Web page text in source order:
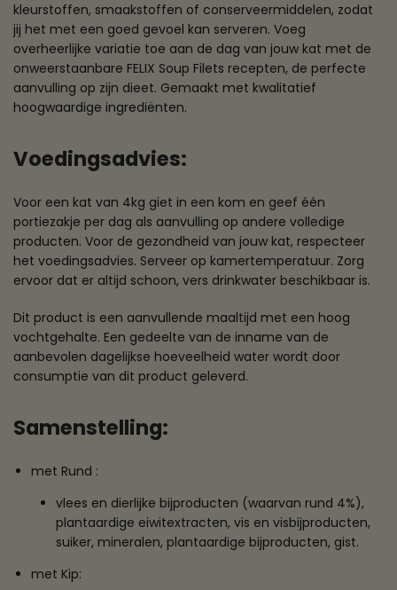
kleurstoffen, smaakstoffen of conserveermiddelen, zodat
jij het met een goed gevoel kan serveren. Voeg
overheerlijke variatie toe aan de dag van jouw kat met de
onweerstaanbare FELIX Soup Filets recepten, de perfecte
aanvulling op zijn dieet. Gemaakt met kwalitatief
hoogwaardige ingrediënten.
Voedingsadvies:
Voor een kat van 4kg giet in een kom en geef één
portiezakje per dag als aanvulling op andere volledige
producten. Voor de gezondheid van jouw kat, respecteer
het voedingsadvies. Serveer op kamertemperatuur. Zorg
ervoor dat er altijd schoon, vers drinkwater beschikbaar is.
Dit product is een aanvullende maaltijd met een hoog
vochtgehalte. Een gedeelte van de inname van de
aanbevolen dagelijkse hoeveelheid water wordt door
consumptie van dit product geleverd.
Samenstelling:
met Rund :
vlees en dierlijke bijproducten (waarvan rund 4%),
plantaardige eiwitextracten, vis en visbijproducten,
suiker, mineralen, plantaardige bijproducten, gist.
met Kip: